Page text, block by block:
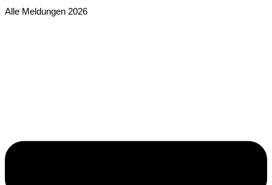
Alle Meldungen 2026